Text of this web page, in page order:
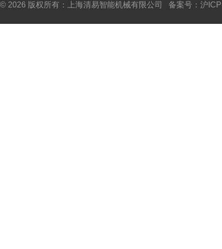
© 2026 版权所有：上海清易智能机械有限公司 备案号： 沪